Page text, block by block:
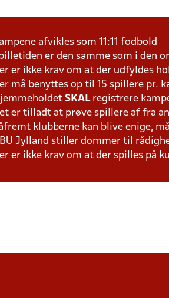
afvikles som 11:11 fodbold
er den samme som i den
er ikke krav om at der udfyldes
må benyttes op til 15 spillere pr.
SKAL registrere
er tilladt at prøve spillere af fra
klubberne kan blive enige,
Jylland stiller dommer til
er ikke krav om at der spilles på